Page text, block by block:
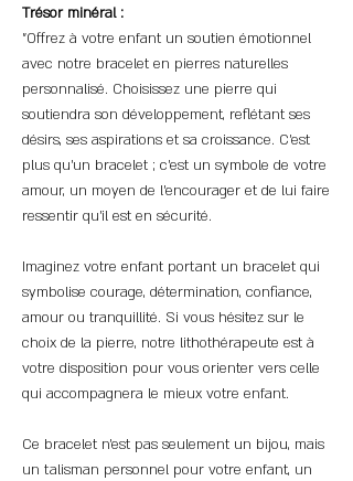
Trésor minéral :
"Offrez à votre enfant un soutien émotionnel
avec notre bracelet en pierres naturelles
personnalisé. Choisissez une pierre qui
soutiendra son développement, reflétant ses
désirs, ses aspirations et sa croissance. C'est
plus qu'un bracelet ; c'est un symbole de votre
amour, un moyen de l'encourager et de lui faire
ressentir qu'il est en sécurité.
Imaginez votre enfant portant un bracelet qui
symbolise courage, détermination, confiance,
amour ou tranquillité. Si vous hésitez sur le
choix de la pierre, notre lithothérapeute est à
votre disposition pour vous orienter vers celle
qui accompagnera le mieux votre enfant.
Ce bracelet n'est pas seulement un bijou, mais
un talisman personnel pour votre enfant, un